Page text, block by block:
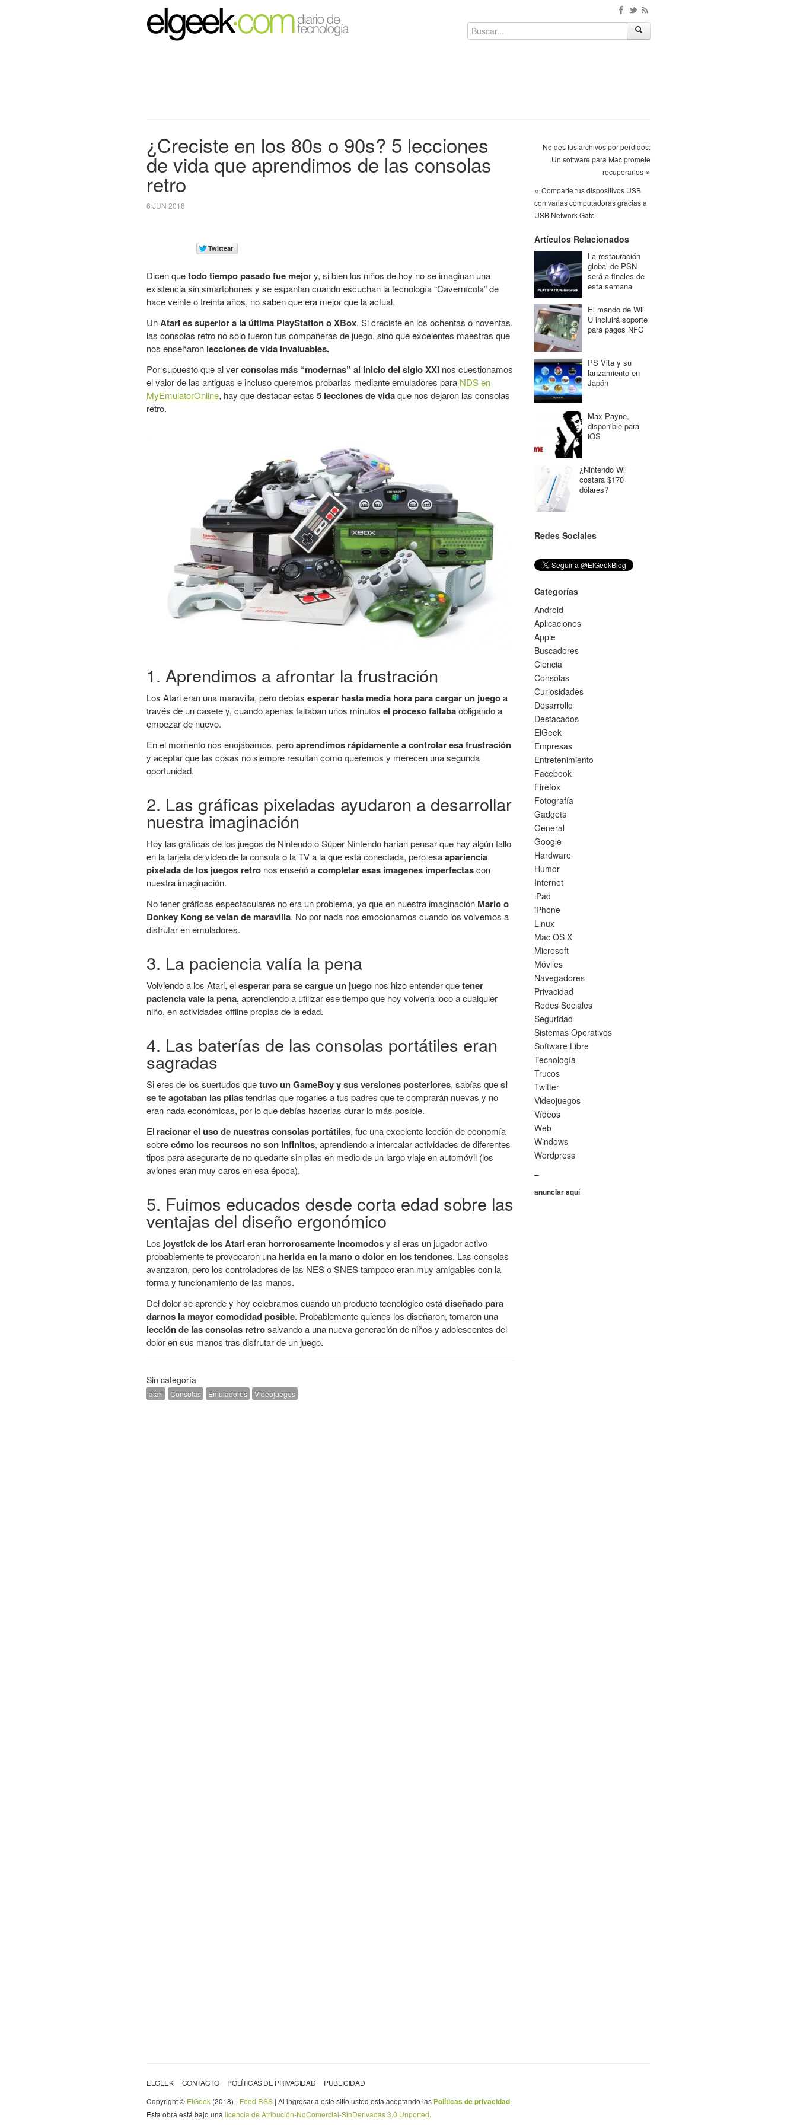
¿Creciste en los 80s o 90s? 5 lecciones
de vida que aprendimos de las consolas
retro
6 JUN 2018
Dicen quetodo tiempo pasado fue mejor y, si bien los niños de hoy no se imaginan una
existencia sin smartphones y se espantan cuando escuchan la tecnología “Cavernícola” de
hace veinte o treinta años, no saben que era mejor que la actual.
UnAtari es superior a la última PlayStation o XBox. Si creciste en los ochentas o noventas,
las consolas retro no solo fueron tus compañeras de juego, sino que excelentes maestras que
nos enseñaron lecciones de vida invaluables.
Por supuesto que al verconsolas más “modernas” al inicio del siglo XXI nos cuestionamos
el valor de las antiguas e incluso queremos probarlas mediante emuladores para NDS en
MyEmulatorOnline, hay que destacar estas 5 lecciones de vidaque nos dejaron las consolas
retro.
1. Aprendimos a afrontar la frustración
Los Atari eran una maravilla, pero debías esperar hasta media hora para cargar un juegoa
través de un casete y, cuando apenas faltaban unos minutos el proceso fallabaobligando a
empezar de nuevo.
En el momento nos enojábamos, peroaprendimos rápidamente a controlar esa frustración
y aceptar que las cosas no siempre resultan como queremos y merecen una segunda
oportunidad.
2. Las gráficas pixeladas ayudaron a desarrollar
nuestra imaginación
Hoy las gráficas de los juegos de Nintendo o Súper Nintendo harían pensar que hay algún fallo
en la tarjeta de vídeo de la consola o la TV a la que está conectada, pero esaapariencia
pixelada de los juegos retro nos enseñó acompletar esas imagenes imperfectascon
nuestra imaginación.
No tener gráficas espectaculares no era un problema, ya que en nuestra imaginación Mario o
Donkey Kong se veían de maravilla. No por nada nos emocionamos cuando los volvemos a
disfrutar en emuladores.
3. La paciencia valía la pena
Volviendo a los Atari, elesperar para se cargue un juego nos hizo entender quetener
paciencia vale la pena,aprendiendo a utilizar ese tiempo que hoy volvería loco a cualquier
niño, en actividades offline propias de la edad.
4. Las baterías de las consolas portátiles eran
sagradas
Si eres de los suertudos quetuvo un GameBoy y sus versiones posteriores, sabías quesi
se te agotaban las pilastendrías que rogarles a tus padres que te comprarán nuevas y no
eran nada económicas, por lo que debías hacerlas durar lo más posible.
El racionar el uso de nuestras consolas portátiles, fue una excelente lección de economía
sobrecómo los recursos no son infinitos, aprendiendo a intercalar actividades de diferentes
tipos para asegurarte de no quedarte sin pilas en medio de un largo viaje en automóvil (los
aviones eran muy caros en esa época).
5. Fuimos educados desde corta edad sobre las
ventajas del diseño ergonómico
Los joystick de los Atari eran horrorosamente incomodosy si eras un jugador activo
probablemente te provocaron una herida en la mano o dolor en los tendones. Las consolas
avanzaron, pero los controladores de las NES o SNES tampoco eran muy amigables con la
forma y funcionamiento de las manos.
Del dolor se aprende y hoy celebramos cuando un producto tecnológico estádiseñado para
darnos la mayor comodidad posible. Probablemente quienes los diseñaron, tomaron una
lección de las consolas retrosalvando a una nueva generación de niños y adolescentes del
dolor en sus manos tras disfrutar de un juego.
Sin categoría
atari Consolas Emuladores Videojuegos
No des tus archivos por perdidos:
Un software para Mac promete
recuperarlos »
« Comparte tus dispositivos USB
con varias computadoras gracias a
USB Network Gate
Artículos Relacionados
La restauración
global de PSN
será a finales de
esta semana
El mando de Wii
U incluirá soporte
para pagos NFC
PS Vita y su
lanzamiento en
Japón
Max Payne,
disponible para
iOS
¿Nintendo Wii
costara $170
dólares?
Redes Sociales
Categorías
Android
Aplicaciones
Apple
Buscadores
Ciencia
Consolas
Curiosidades
Desarrollo
Destacados
ElGeek
Empresas
Entretenimiento
Facebook
Firefox
Fotografía
Gadgets
General
Google
Hardware
Humor
Internet
iPad
iPhone
Linux
Mac OS X
Microsoft
Móviles
Navegadores
Privacidad
Redes Sociales
Seguridad
Sistemas Operativos
Software Libre
Tecnología
Trucos
Twitter
Videojuegos
Vídeos
Web
Windows
Wordpress
–
anunciar aquí
ELGEEK CONTACTO POLÍTICAS DE PRIVACIDAD
PUBLICIDAD
Copyright © ElGeek (2018) - Feed RSS | Al ingresar a este sitio usted esta aceptando las Políticas de privacidad.
Esta obra está bajo una licencia de Atribución-NoComercial-SinDerivadas 3.0 Unported.